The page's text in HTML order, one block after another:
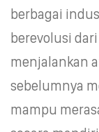
berbagai
berevolusi
menjalankan
sebelumnya
mampu